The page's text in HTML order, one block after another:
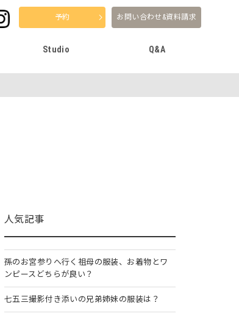
予約 お問い合わせ&資料請求
Studio Q&A
人気記事
孫のお宮参りへ行く祖母の服装、お着物とワ
ンピースどちらが良い？
七五三撮影付き添いの兄弟姉妹の服装は？